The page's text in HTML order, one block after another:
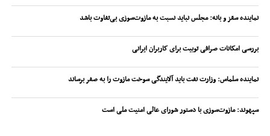
نماینده سقز و بانه: مجلس نباید نسبت به مازوت‌سوزی بی‌تفاوت باشد
بررسی امکانات صرافی توبیت برای کاربران ایرانی
نماینده سلماس: وزارت نفت باید آلایندگی سوخت مازوت را به صفر برساند
سپهوند:‌ مازوت‌سوزی با دستور شورای عالی امنیت ملی است